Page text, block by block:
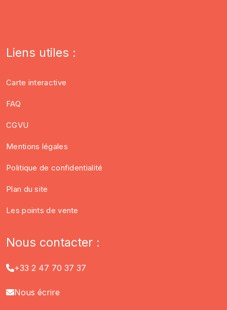
Liens utiles :
Carte interactive
FAQ
CGVU
Mentions légales
Politique de confidentialité
Plan du site
Les points de vente
Nous contacter :
+33 2 47 70 37 37
Nous écrire